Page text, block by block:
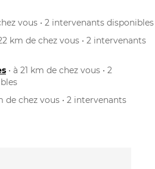
vous • 2 intervenants disponibles
km de chez vous • 2 intervenants
• à 21 km de chez vous • 2
de chez vous • 2 intervenants